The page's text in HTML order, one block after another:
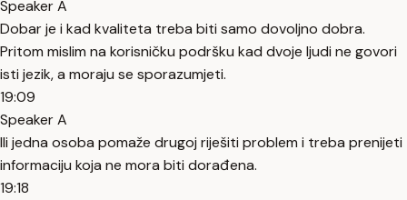
Speaker A
Dobar je i kad kvaliteta treba biti samo dovoljno dobra.
Pritom mislim na korisničku podršku kad dvoje ljudi ne govori
isti jezik, a moraju se sporazumjeti.
19:09
Speaker A
Ili jedna osoba pomaže drugoj riješiti problem i treba prenijeti
informaciju koja ne mora biti dorađena.
19:18